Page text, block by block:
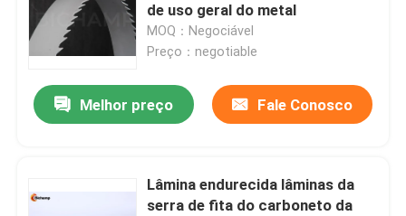
de uso geral do metal
MOQ：Negociável
Preço：negotiable
Melhor preço Fale Conosco
Lâmina endurecida lâminas da
serra de fita do carboneto da